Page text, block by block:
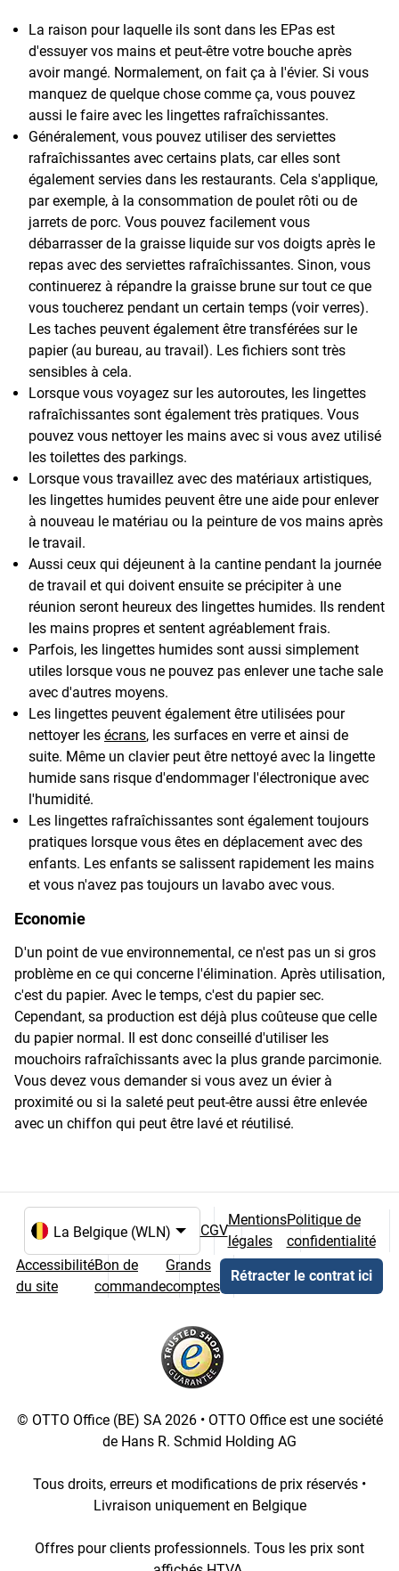
La raison pour laquelle ils sont dans les EPas est
d'essuyer vos mains et peut-être votre bouche après
avoir mangé. Normalement, on fait ça à l'évier. Si vous
manquez de quelque chose comme ça, vous pouvez
aussi le faire avec les lingettes rafraîchissantes.
Généralement, vous pouvez utiliser des serviettes
rafraîchissantes avec certains plats, car elles sont
également servies dans les restaurants. Cela s'applique,
par exemple, à la consommation de poulet rôti ou de
jarrets de porc. Vous pouvez facilement vous
débarrasser de la graisse liquide sur vos doigts après le
repas avec des serviettes rafraîchissantes. Sinon, vous
continuerez à répandre la graisse brune sur tout ce que
vous toucherez pendant un certain temps (voir verres).
Les taches peuvent également être transférées sur le
papier (au bureau, au travail). Les fichiers sont très
sensibles à cela.
Lorsque vous voyagez sur les autoroutes, les lingettes
rafraîchissantes sont également très pratiques. Vous
pouvez vous nettoyer les mains avec si vous avez utilisé
les toilettes des parkings.
Lorsque vous travaillez avec des matériaux artistiques,
les lingettes humides peuvent être une aide pour enlever
à nouveau le matériau ou la peinture de vos mains après
le travail.
Aussi ceux qui déjeunent à la cantine pendant la journée
de travail et qui doivent ensuite se précipiter à une
réunion seront heureux des lingettes humides. Ils rendent
les mains propres et sentent agréablement frais.
Parfois, les lingettes humides sont aussi simplement
utiles lorsque vous ne pouvez pas enlever une tache sale
avec d'autres moyens.
Les lingettes peuvent également être utilisées pour
nettoyer les écrans, les surfaces en verre et ainsi de
suite. Même un clavier peut être nettoyé avec la lingette
humide sans risque d'endommager l'électronique avec
l'humidité.
Les lingettes rafraîchissantes sont également toujours
pratiques lorsque vous êtes en déplacement avec des
enfants. Les enfants se salissent rapidement les mains
et vous n'avez pas toujours un lavabo avec vous.
Economie
D'un point de vue environnemental, ce n'est pas un si gros
problème en ce qui concerne l'élimination. Après utilisation,
c'est du papier. Avec le temps, c'est du papier sec.
Cependant, sa production est déjà plus coûteuse que celle
du papier normal. Il est donc conseillé d'utiliser les
mouchoirs rafraîchissants avec la plus grande parcimonie.
Vous devez vous demander si vous avez un évier à
proximité ou si la saleté peut peut-être aussi être enlevée
avec un chiffon qui peut être lavé et réutilisé.
Choix de la langue et du pays
CGV
Mentions
légales
Politique de
confidentialité
Accessibilité
du site
Bon de
commande
Grands
comptes
Rétracter le contrat ici
© OTTO Office (BE) SA 2026 • OTTO Office est une société
de Hans R. Schmid Holding AG
Tous droits, erreurs et modifications de prix réservés •
Livraison uniquement en Belgique
Offres pour clients professionnels. Tous les prix sont